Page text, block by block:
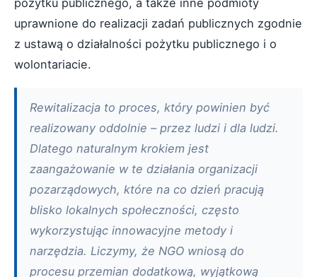
pożytku publicznego, a także inne podmioty
uprawnione do realizacji zadań publicznych zgodnie
z ustawą o działalności pożytku publicznego i o
wolontariacie.
Rewitalizacja to proces, który powinien być
realizowany oddolnie – przez ludzi i dla ludzi.
Dlatego naturalnym krokiem jest
zaangażowanie w te działania organizacji
pozarządowych, które na co dzień pracują
blisko lokalnych społeczności, często
wykorzystując innowacyjne metody i
narzędzia. Liczymy, że NGO wniosą do
procesu przemian dodatkową, wyjątkową